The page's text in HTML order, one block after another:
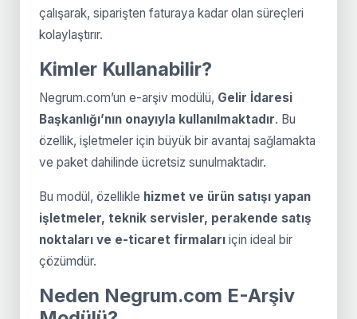
çalışarak, siparişten faturaya kadar olan süreçleri
kolaylaştırır.
Kimler Kullanabilir?
Negrum.com’un e-arşiv modülü, Gelir İdaresi
Başkanlığı’nın onayıyla kullanılmaktadır. Bu
özellik, işletmeler için büyük bir avantaj sağlamakta
ve paket dahilinde ücretsiz sunulmaktadır.
Bu modül, özellikle hizmet ve ürün satışı yapan
işletmeler, teknik servisler, perakende satış
noktaları ve e-ticaret firmaları için ideal bir
çözümdür.
Neden Negrum.com E-Arşiv